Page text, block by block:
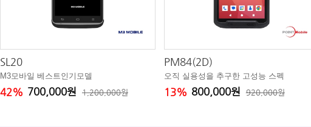
SL20
M3모바일 베스트인기모델
42% 700,000원 1,200,000원
PM84(2D)
오직 실용성을 추구한 고성능 스펙
13% 800,000원 920,000원